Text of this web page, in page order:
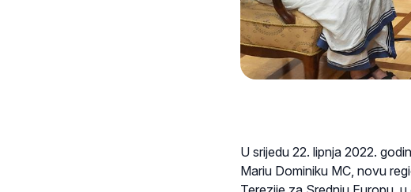
U srijedu 22. lipnja 2022.
Mariu Dominiku MC, novu